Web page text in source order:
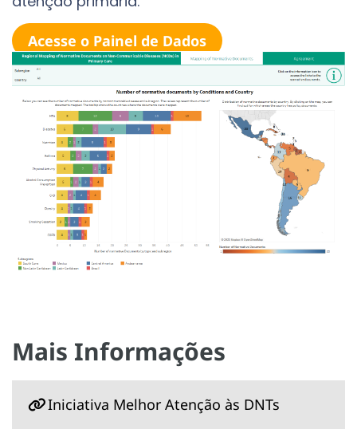
Acesse o Painel de Dados
Mais Informações
Iniciativa Melhor Atenção às DNTs